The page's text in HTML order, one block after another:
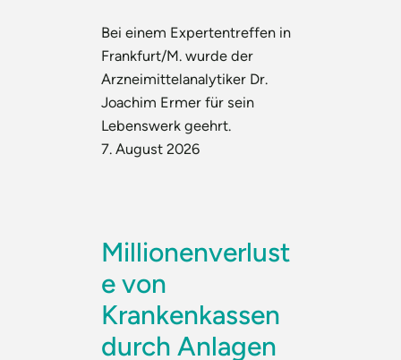
Bei einem Expertentreffen in
Frankfurt/M. wurde der
Arzneimittelanalytiker Dr.
Joachim Ermer für sein
Lebenswerk geehrt.
7. August 2026
Millionenverlust
e von
Krankenkassen
durch Anlagen